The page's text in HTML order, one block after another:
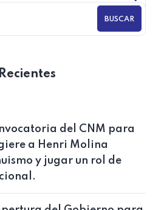
BUSCAR
del CNM para
a Henri Molina
y jugar un rol de